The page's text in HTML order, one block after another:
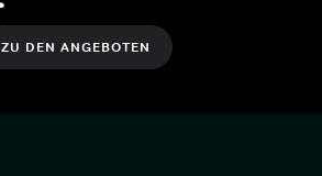
ZU DEN ANGEBOTEN